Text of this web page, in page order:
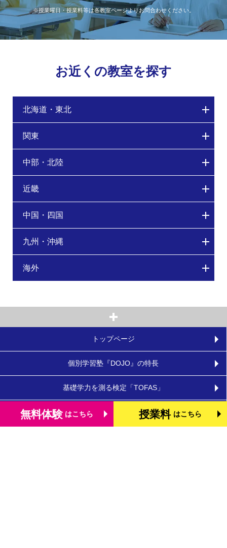
※授業曜日・授業料等は各教室ページよりお問合わせください。
お近くの教室を探す
北海道・東北
関東
中部・北陸
近畿
中国・四国
九州・沖縄
海外
トップページ
個別学習塾『DOJO』の特長
基礎学力を測る検定「TOFAS」
小学生のタブレット学習
無料体験 はこちら 授業料 はこちら